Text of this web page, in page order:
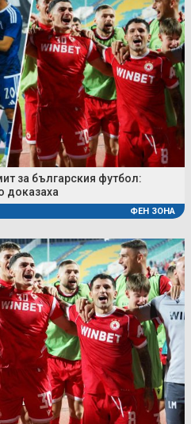
за българския футбол:
доказаха
ФЕН ЗОНА